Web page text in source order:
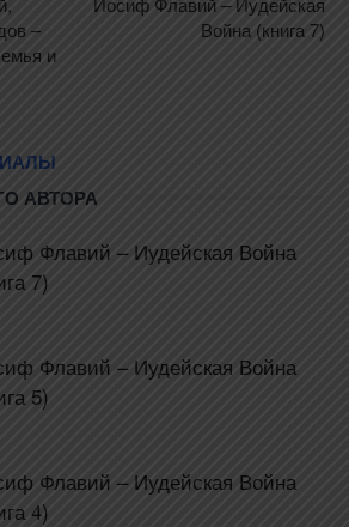
–
и
Война (книга 7)
АВТОРА
Флавий – Иудейская Война
7)
Флавий – Иудейская Война
5)
Флавий – Иудейская Война
4)